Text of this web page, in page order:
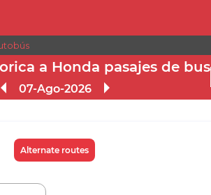
a Honda pasajes de bus
07-Ago-2026
Alternate routes